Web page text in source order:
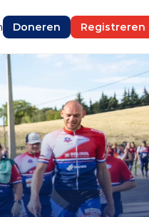
Doneren Registreren